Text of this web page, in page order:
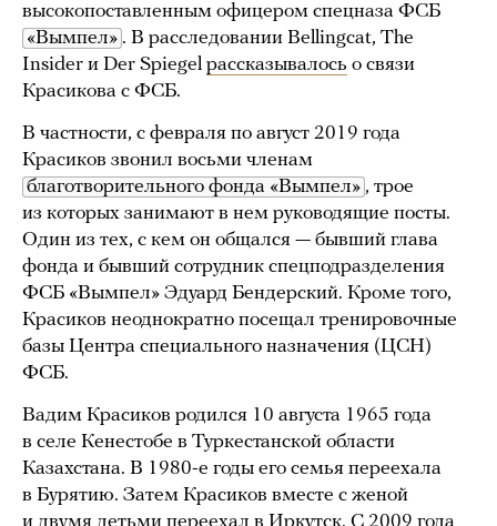
высокопоставленным офицером спецназа ФСБ
«Вымпел» . В расследовании Bellingcat, The
Insider и Der Spiegel рассказывалось о связи
Красикова с ФСБ.
В частности, с февраля по август 2019 года
Красиков звонил восьми членам
благотворительного фонда «Вымпел» , трое
из которых занимают в нем руководящие посты.
Один из тех, с кем он общался — бывший глава
фонда и бывший сотрудник спецподразделения
ФСБ «Вымпел» Эдуард Бендерский. Кроме того,
Красиков неоднократно посещал тренировочные
базы Центра специального назначения (ЦСН)
ФСБ.
Вадим Красиков родился 10 августа 1965 года
в селе Кенестобе в Туркестанской области
Казахстана. В 1980-е годы его семья переехала
в Бурятию. Затем Красиков вместе с женой